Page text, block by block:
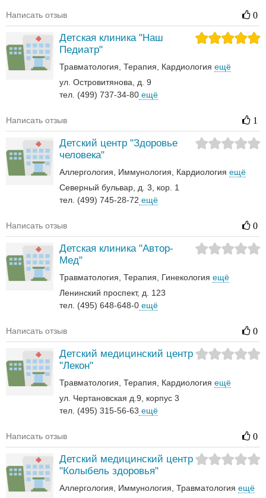
Написать отзыв 0
Детская клиника "Наш
Педиатр"
Травматология Терапия Кардиология ещё
ул. Островитянова, д. 9
тел. (499) 737-34-80 ещё
Написать отзыв 1
Детский центр "Здоровье
человека"
Аллергология Иммунология Кардиология ещё
Северный бульвар, д. 3, кор. 1
тел. (499) 745-28-72 ещё
Написать отзыв 0
Детская клиника "Автор-
Мед"
Травматология Терапия Гинекология ещё
Ленинский проспект, д. 123
тел. (495) 648-648-0 ещё
Написать отзыв 0
Детский медицинский центр
"Лекон"
Травматология Терапия Кардиология ещё
ул. Чертановская д.9, корпус 3
тел. (495) 315-56-63 ещё
Написать отзыв 0
Детский медицинский центр
"Колыбель здоровья"
Аллергология Иммунология Травматология ещё